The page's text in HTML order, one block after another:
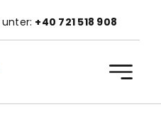
+40 721 518 908